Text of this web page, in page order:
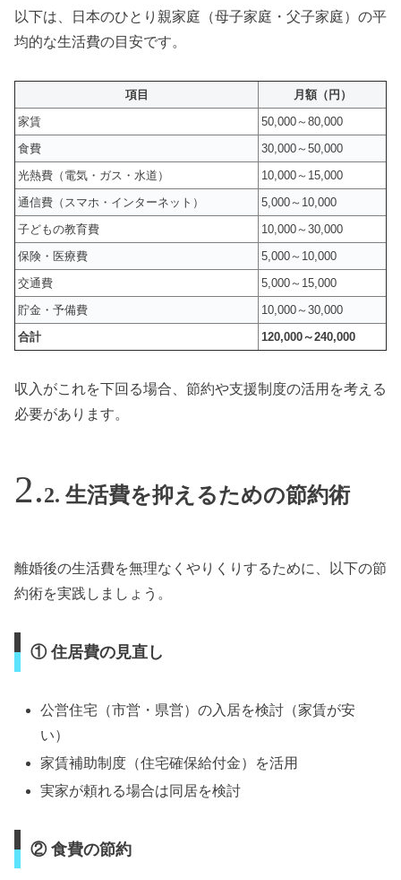
以下は、日本のひとり親家庭（母子家庭・父子家庭）の平
均的な生活費の目安です。
項目
月額（円）
家賃
50,000～80,000
食費
30,000～50,000
光熱費（電気・ガス・水道）
10,000～15,000
通信費（スマホ・インターネット）
5,000～10,000
子どもの教育費
10,000～30,000
保険・医療費
5,000～10,000
交通費
5,000～15,000
貯金・予備費
10,000～30,000
合計
120,000～240,000
収入がこれを下回る場合、節約や支援制度の活用を考える
必要があります。
2. 生活費を抑えるための節約術
離婚後の生活費を無理なくやりくりするために、以下の節
約術を実践しましょう。
① 住居費の見直し
公営住宅（市営・県営）の入居を検討（家賃が安
い）
家賃補助制度（住宅確保給付金）を活用
実家が頼れる場合は同居を検討
② 食費の節約